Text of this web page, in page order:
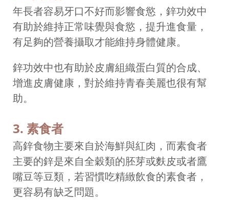
年長者容易牙口不好而影響食慾，鋅功效中
有助於維持正常味覺與食慾，提升進食量，
有足夠的營養攝取才能維持身體健康。
鋅功效中也有助於皮膚組織蛋白質的合成、
增進皮膚健康，對於維持青春美麗也很有幫
助。
3. 素食者
高鋅食物主要來自於海鮮與紅肉，而素食者
主要的鋅是來自全穀類的胚芽或麩皮或者鷹
嘴豆等豆類，若習慣吃精緻飲食的素食者，
更容易有缺乏問題。